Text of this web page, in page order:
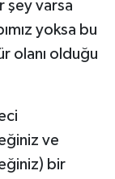
şey varsa
yoksa bu
olanı olduğu
ve
bir